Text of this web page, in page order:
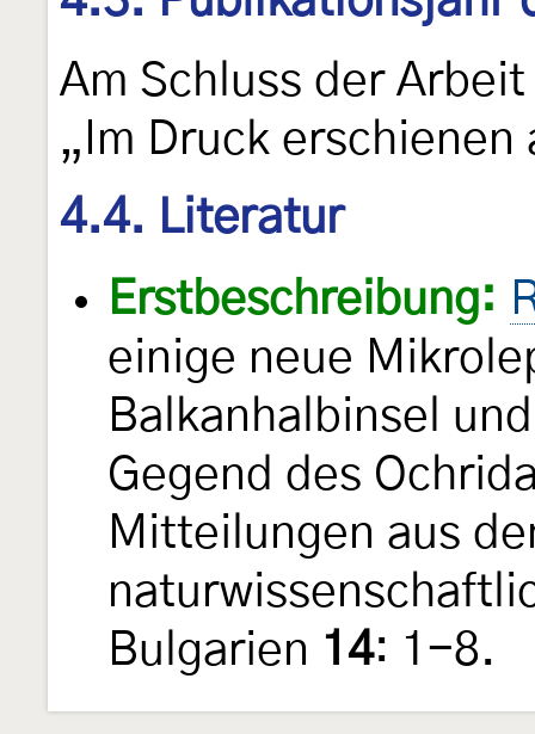
Am Schluss der
„Im Druck erschienen
4.4. Literatur
Erstbeschreibung:
einige neue
Balkanhalbinsel
Gegend des
Mitteilungen aus
Bulgarien 14: 1-8.